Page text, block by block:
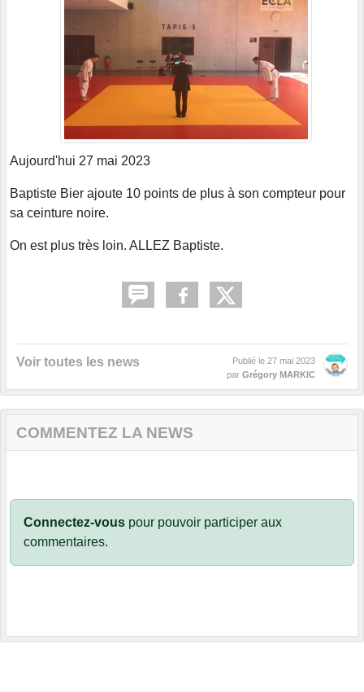
Aujourd'hui 27 mai 2023
Baptiste Bier ajoute 10 points de plus à son compteur pour
sa ceinture noire.
On est plus très loin. ALLEZ Baptiste.
Voir toutes les news Publié le 27 mai 2023
par Grégory MARKIC
COMMENTEZ LA NEWS
Connectez-vous pour pouvoir participer aux
commentaires.